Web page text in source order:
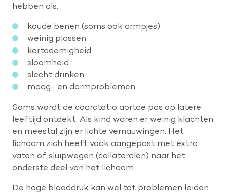
hebben als:
koude benen (soms ook armpjes)
weinig plassen
kortademigheid
sloomheid
slecht drinken
maag- en darmproblemen
Soms wordt de coarctatio aortae pas op latere
leeftijd ontdekt. Als kind waren er weinig klachten
en meestal zijn er lichte vernauwingen. Het
lichaam zich heeft vaak aangepast met extra
vaten of sluipwegen (collateralen) naar het
onderste deel van het lichaam.
De hoge bloeddruk kan wel tot problemen leiden